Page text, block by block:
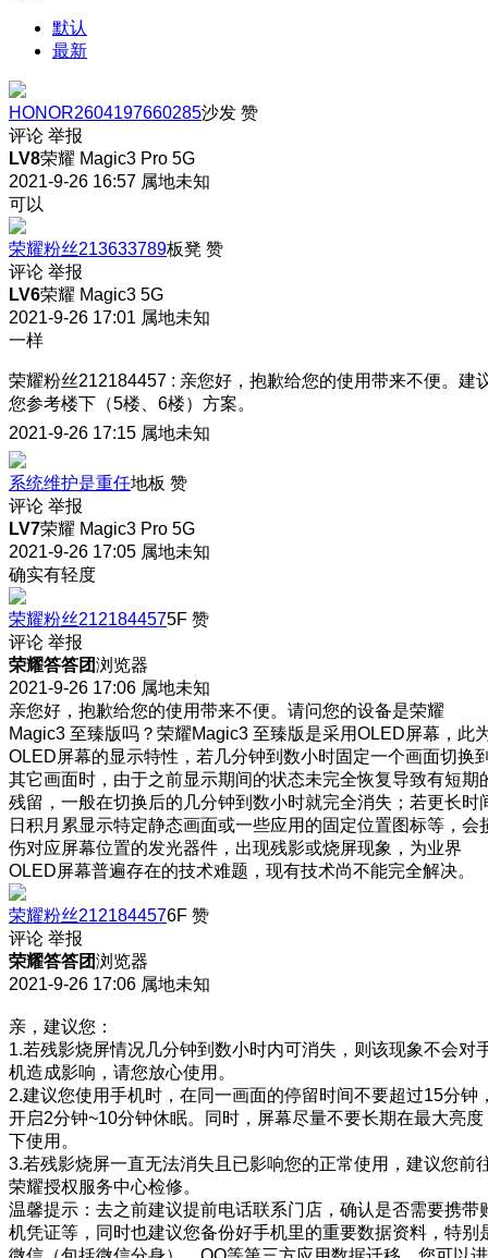
默认
最新
HONOR2604197660285沙发 赞
评论 举报
LV8荣耀 Magic3 Pro 5G
2021-9-26 16:57 属地未知
可以
荣耀粉丝213633789板凳 赞
评论 举报
LV6荣耀 Magic3 5G
2021-9-26 17:01 属地未知
一样
荣耀粉丝212184457 : 亲您好，抱歉给您的使用带来不便。建
您参考楼下（5楼、6楼）方案。
2021-9-26 17:15 属地未知
系统维护是重任地板 赞
评论 举报
LV7荣耀 Magic3 Pro 5G
2021-9-26 17:05 属地未知
确实有轻度
荣耀粉丝2121844575F 赞
评论 举报
荣耀答答团浏览器
2021-9-26 17:06 属地未知
亲您好，抱歉给您的使用带来不便。请问您的设备是荣耀
Magic3 至臻版吗？荣耀Magic3 至臻版是采用OLED屏幕，此
OLED屏幕的显示特性，若几分钟到数小时固定一个画面切换
其它画面时，由于之前显示期间的状态未完全恢复导致有短期
残留，一般在切换后的几分钟到数小时就完全消失；若更长时
日积月累显示特定静态画面或一些应用的固定位置图标等，会
伤对应屏幕位置的发光器件，出现残影或烧屏现象，为业界
OLED屏幕普遍存在的技术难题，现有技术尚不能完全解决。
荣耀粉丝2121844576F 赞
评论 举报
荣耀答答团浏览器
2021-9-26 17:06 属地未知
亲，建议您：
1.若残影烧屏情况几分钟到数小时内可消失，则该现象不会对
机造成影响，请您放心使用。
2.建议您使用手机时，在同一画面的停留时间不要超过15分钟
开启2分钟~10分钟休眠。同时，屏幕尽量不要长期在最大亮度
下使用。
3.若残影烧屏一直无法消失且已影响您的正常使用，建议您前
荣耀授权服务中心检修。
温馨提示：去之前建议提前电话联系门店，确认是否需要携带
机凭证等，同时也建议您备份好手机里的重要数据资料，特别